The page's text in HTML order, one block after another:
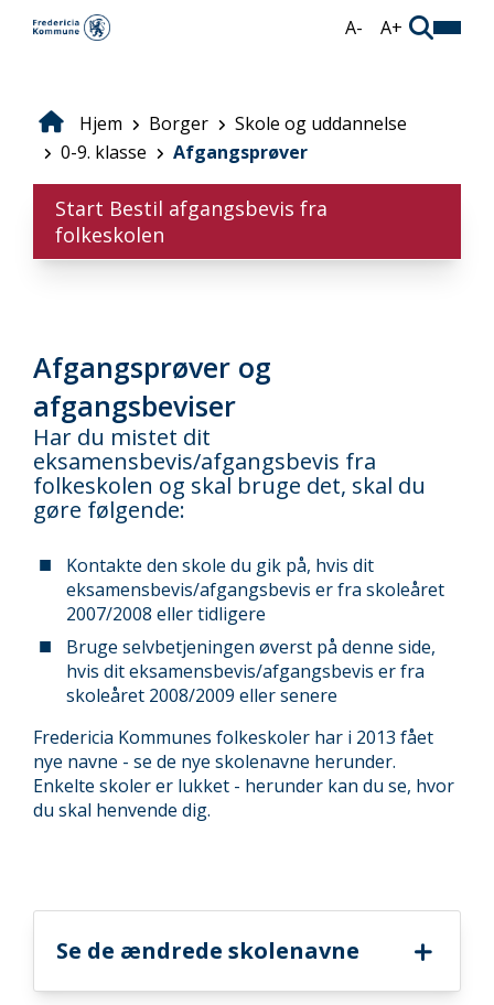
A- A+
Brødkrumme
Hjem Borger
Skole og uddannelse
0-9. klasse
Afgangsprøver
Start Bestil afgangsbevis fra
folkeskolen
Afgangsprøver og
afgangsbeviser
Har du mistet dit
eksamensbevis/afgangsbevis fra
folkeskolen og skal bruge det, skal du
gøre følgende:
Kontakte den skole du gik på, hvis dit
eksamensbevis/afgangsbevis er fra skoleåret
2007/2008 eller tidligere
Bruge selvbetjeningen øverst på denne side,
hvis dit eksamensbevis/afgangsbevis er fra
skoleåret 2008/2009 eller senere
Fredericia Kommunes folkeskoler har i 2013 fået
nye navne - se de nye skolenavne herunder.
Enkelte skoler er lukket - herunder kan du se, hvor
du skal henvende dig.
Se de ændrede skolenavne